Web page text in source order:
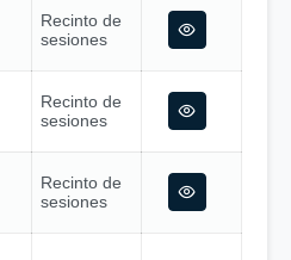
Recinto de
sesiones
Recinto de
sesiones
Recinto de
sesiones